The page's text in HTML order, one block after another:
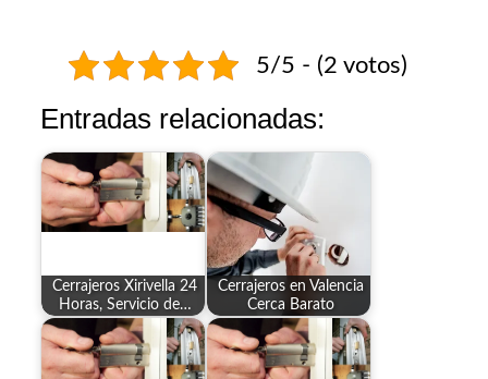
5/5 - (2 votos)
Entradas relacionadas:
Cerrajeros Xirivella 24
Horas, Servicio de…
Cerrajeros en Valencia
Cerca Barato